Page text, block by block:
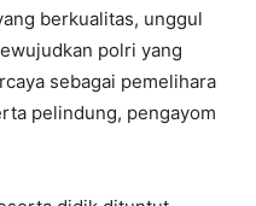
berkualitas, unggul
polri yang
sebagai pemelihara
pelindung, pengayom